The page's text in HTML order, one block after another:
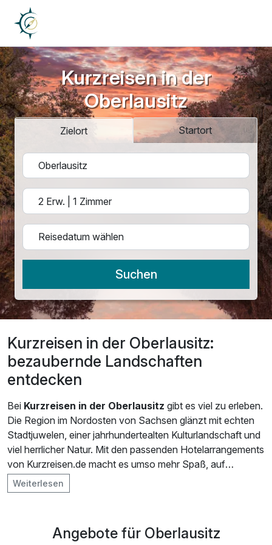
Kurzreisen in der
Oberlausitz
Zielort Startort
Suchen
Kurzreisen in der Oberlausitz:
bezaubernde Landschaften
entdecken
Bei Kurzreisen in der Oberlausitz gibt es viel zu erleben.
Die Region im Nordosten von Sachsen glänzt mit echten
Stadtjuwelen, einer jahrhundertealten Kulturlandschaft und
viel herrlicher Natur. Mit den passenden Hotelarrangements
von Kurzreisen.de macht es umso mehr Spaß, auf
Entdeckertour zu gehen. Einer der größten Schätze der
Oberlausitz ist der Muskauer Park. Er gilt als einer der
polnischer Seite über 830 Hektar. Geplant wurde er
Weiterlesen
Angebote für Oberlausitz